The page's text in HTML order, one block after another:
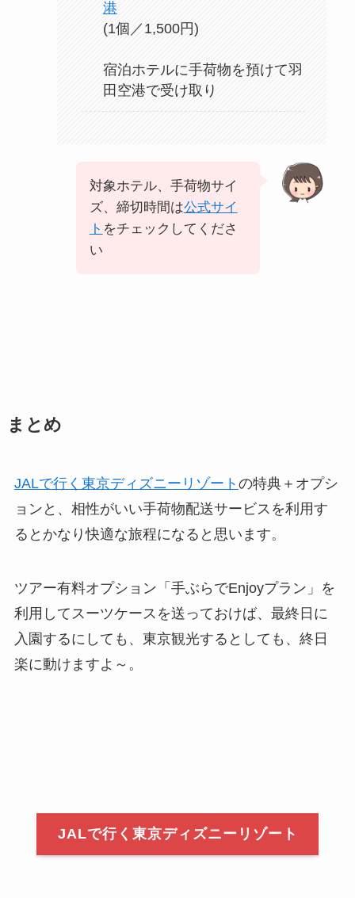
港
(1個／1,500円)
宿泊ホテルに手荷物を預けて羽
田空港で受け取り
対象ホテル、手荷物サイ
ズ、締切時間は公式サイ
ト をチェックしてくださ
い
まとめ
JALで行く東京ディズニーリゾート の特典＋オプシ
ョンと、相性がいい手荷物配送サービスを利用す
るとかなり快適な旅程になると思います。
ツアー有料オプション「手ぶらでEnjoyプラン」を
利用してスーツケースを送っておけば、最終日に
入園するにしても、東京観光するとしても、終日
楽に動けますよ～。
JALで行く東京ディズニーリゾート